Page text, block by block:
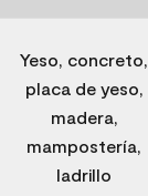
Yeso, concreto,
placa de yeso,
madera,
mampostería,
ladrillo